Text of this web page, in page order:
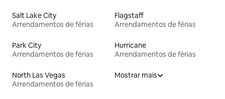
Salt Lake City
Arrendamentos de férias
Flagstaff
Arrendamentos de férias
Park City
Arrendamentos de férias
Hurricane
Arrendamentos de férias
North Las Vegas
Arrendamentos de férias
Mostrar mais